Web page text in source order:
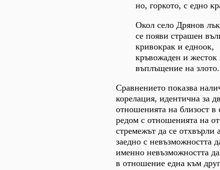
но, горкото, с едно
Окол село Дрянов лък
се появи страшен
кривокрак и едноок,
кръвожаден и жесток
въплъщение на злото.
Сравнението показва
корелация, идентична за
отношенията на близост в
редом с отношенията на
стремежът да се отхвърли
заедно с невъзможността
именно невъзможността
в отношение една към